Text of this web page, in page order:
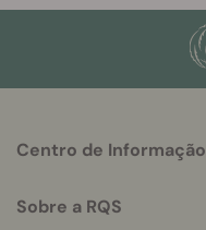
helpful
Centro de Informação
Sobre a RQS